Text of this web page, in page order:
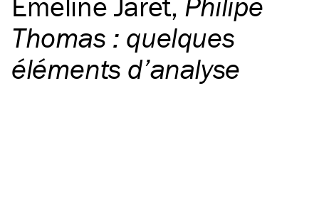
Thomas : quelques
éléments d’analyse